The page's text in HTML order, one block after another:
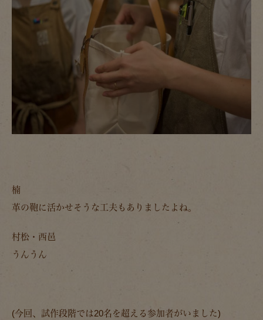
楠
革の鞄に活かせそうな工夫もありましたよね。
村松・西邑
うんうん
(今回、試作段階では20名を超える参加者がいました)